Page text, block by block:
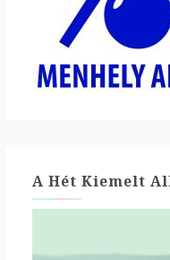
A Hét Kiemelt